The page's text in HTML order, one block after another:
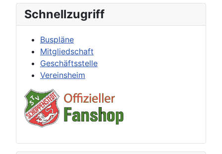
Schnellzugriff
Buspläne
Mitgliedschaft
Geschäftsstelle
Vereinsheim